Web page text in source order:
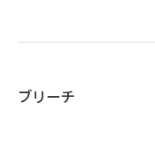
ブリーチ